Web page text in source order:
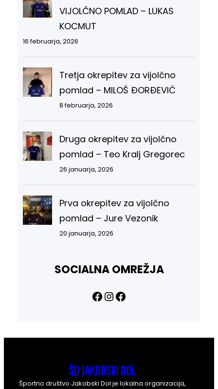
VIJOLČNO POMLAD – LUKAS
KOCMUT
16 februarja, 2026
Tretja okrepitev za vijolčno
pomlad – MILOŠ ĐORĐEVIĆ
8 februarja, 2026
Druga okrepitev za vijolčno
pomlad – Teo Kralj Gregorec
26 januarja, 2026
Prva okrepitev za vijolčno
pomlad – Jure Vezonik
20 januarja, 2026
SOCIALNA OMREŽJA
Facebook InstagramFacebook
ŠD Jakobski Dol
Športno društvo Jakobski Dol je lokalna organizacija,